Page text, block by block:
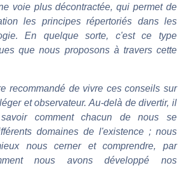
voie plus décontractée, qui permet de
les principes répertoriés dans les
En quelque sorte, c'est ce type
que nous proposons à travers cette
recommandé de vivre ces conseils sur
et observateur. Au-delà de divertir, il
comment chacun de nous se
domaines de l'existence ; nous
nous cerner et comprendre, par
nous avons développé nos